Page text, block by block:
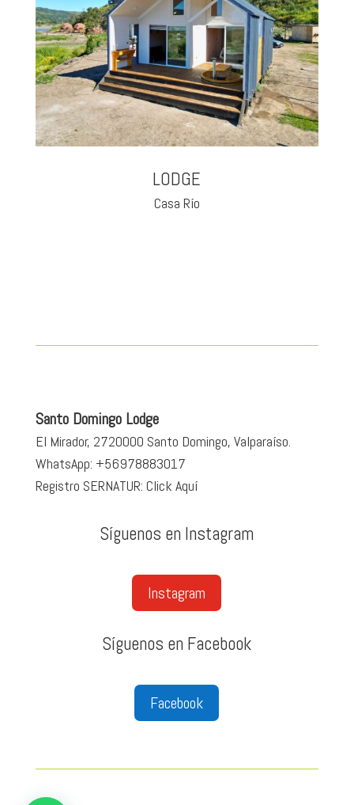
LODGE
Casa Río
Santo Domingo Lodge
El Mirador, 2720000 Santo Domingo, Valparaíso.
WhatsApp: +56978883017
Registro SERNATUR: Click Aquí
Síguenos en Instagram
Instagram
Síguenos en Facebook
Facebook